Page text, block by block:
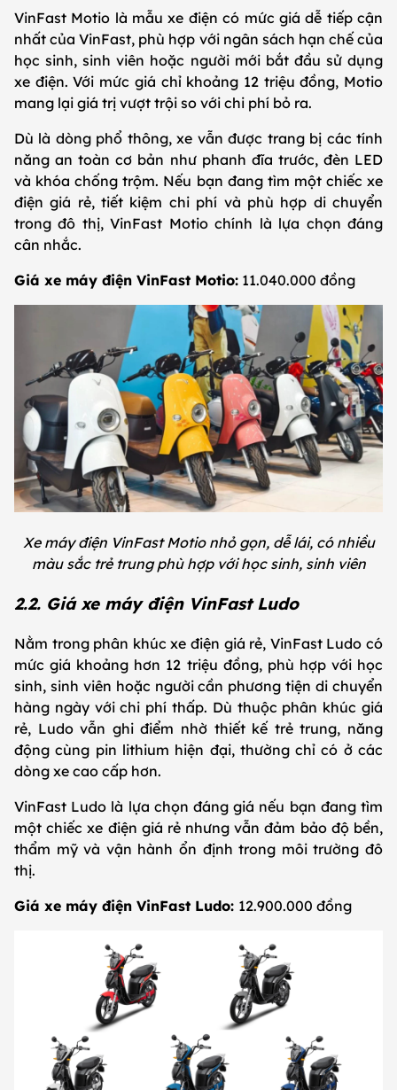
VinFast Motio là mẫu xe điện có mức giá dễ tiếp cận
nhất của VinFast, phù hợp với ngân sách hạn chế của
học sinh, sinh viên hoặc người mới bắt đầu sử dụng
xe điện. Với mức giá chỉ khoảng 12 triệu đồng, Motio
mang lại giá trị vượt trội so với chi phí bỏ ra.
Dù là dòng phổ thông, xe vẫn được trang bị các tính
năng an toàn cơ bản như phanh đĩa trước, đèn LED
và khóa chống trộm. Nếu bạn đang tìm một chiếc xe
điện giá rẻ, tiết kiệm chi phí và phù hợp di chuyển
trong đô thị, VinFast Motio chính là lựa chọn đáng
cân nhắc.
Giá xe máy điện VinFast Motio: 11.040.000 đồng
Xe máy điện VinFast Motio nhỏ gọn, dễ lái, có nhiều
màu sắc trẻ trung phù hợp với học sinh, sinh viên
2.2. Giá xe máy điện VinFast Ludo
Nằm trong phân khúc xe điện giá rẻ, VinFast Ludo có
mức giá khoảng hơn 12 triệu đồng, phù hợp với học
sinh, sinh viên hoặc người cần phương tiện di chuyển
hàng ngày với chi phí thấp. Dù thuộc phân khúc giá
rẻ, Ludo vẫn ghi điểm nhờ thiết kế trẻ trung, năng
động cùng pin lithium hiện đại, thường chỉ có ở các
dòng xe cao cấp hơn.
VinFast Ludo là lựa chọn đáng giá nếu bạn đang tìm
một chiếc xe điện giá rẻ nhưng vẫn đảm bảo độ bền,
thẩm mỹ và vận hành ổn định trong môi trường đô
thị.
Giá xe máy điện VinFast Ludo: 12.900.000 đồng